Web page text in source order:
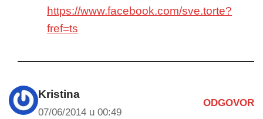
https://www.facebook.com/sve.torte?
fref=ts
Kristina
07/06/2014 u 00:49
ODGOVOR